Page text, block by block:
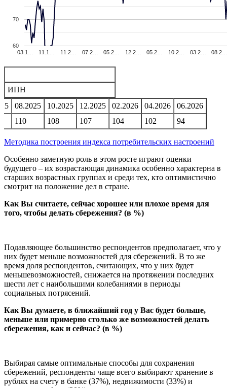
03.1… 11.1… 11.2… 07.2… 05.2… 12.2… 05.2… 10.2… 03.2…
60
70
ИПН
08.2025 10.2025 12.2025 02.2026 04.2026
06.2026
110
108 107 104 102 94
Методика построения индекса потребительских настроений
Особенно заметную роль в этом росте играют оценки
будущего – их возрастающая динамика особенно характерна в
старших возрастных группах и среди тех, кто оптимистично
смотрит на положение дел в стране.
Как Вы считаете, сейчас хорошее или плохое время для
того, чтобы делать сбережения? (в %)
Подавляющее большинство респондентов предполагает, что у
них будет меньше возможностей для сбережений. В то же
время доля респондентов, считающих, что у них будет
меньшевозможностей, снижается на протяжении последних
шести лет с наибольшими колебаниями в периоды
социальных потрясений.
Как Вы думаете, в ближайший год у Вас будет больше,
меньше или примерно столько же возможностей делать
сбережения, как и сейчас? (в %)
Выбирая самые оптимальные способы для сохранения
сбережений, респонденты чаще всего выбирают хранение в
рублях на счету в банке (37%), недвижимости (33%) и